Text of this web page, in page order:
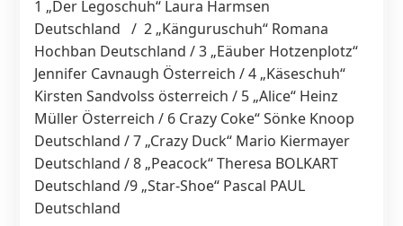
1 „Der Legoschuh“ Laura Harmsen
Deutschland / 2 „Känguruschuh“ Romana
Hochban Deutschland / 3 „Eäuber Hotzenplotz“
Jennifer Cavnaugh Österreich / 4 „Käseschuh“
Kirsten Sandvolss österreich / 5 „Alice“ Heinz
Müller Österreich / 6 Crazy Coke“ Sönke Knoop
Deutschland / 7 „Crazy Duck“ Mario Kiermayer
Deutschland / 8 „Peacock“ Theresa BOLKART
Deutschland /9 „Star-Shoe“ Pascal PAUL
Deutschland